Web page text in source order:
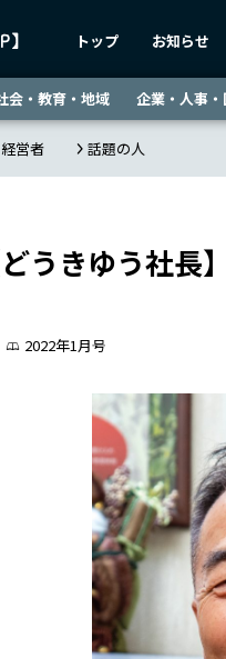
トップ お知らせ
会・教育・地域 企業・人事
経営者 話題の人
うきゆう社長】
2022年1月号